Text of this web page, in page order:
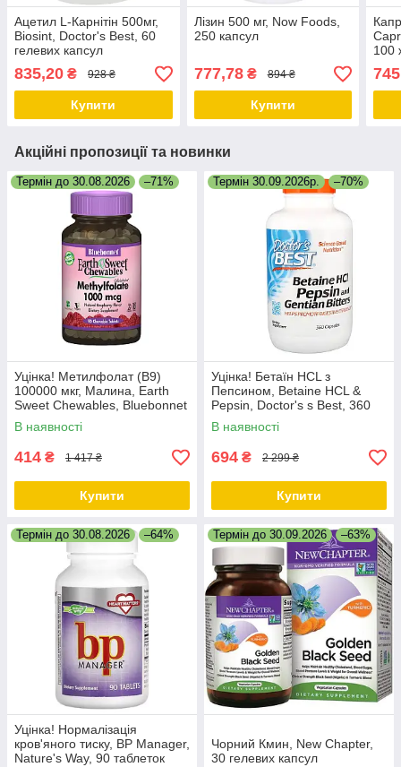
Ацетил L-Карнітін 500мг,
Biosint, Doctor's Best, 60
гелевих капсул
835,20 ₴ 928 ₴
Купити
Лізин 500 мг, Now Foods,
250 капсул
777,78₴ 894 ₴
Купити
100
Акційні пропозиції та новинки
Термін до 30.08.2026 –71%
Уцінка! Метилфолат (B9)
100000 мкг, Малина, Earth
Sweet Chewables, Bluebonnet
Nutrition, 90 жувальних
таблеток
В наявності
414 ₴ 1 417 ₴
Купити
Термін 30.09.2026р. –70%
Уцінка! Бетаїн HCL з
Пепсином, Betaine HCL &
Pepsin, Doctor's s Best, 360
капсул
В наявності
694 ₴ 2 299 ₴
Купити
Термін до 30.08.2026 –64%
Уцінка! Нормалізація
кров'яного тиску, BP Manager,
Nature's Way, 90 таблеток
Термін до 30.09.2026 –63%
Чорний Кмин, New Chapter,
30 гелевих капсул